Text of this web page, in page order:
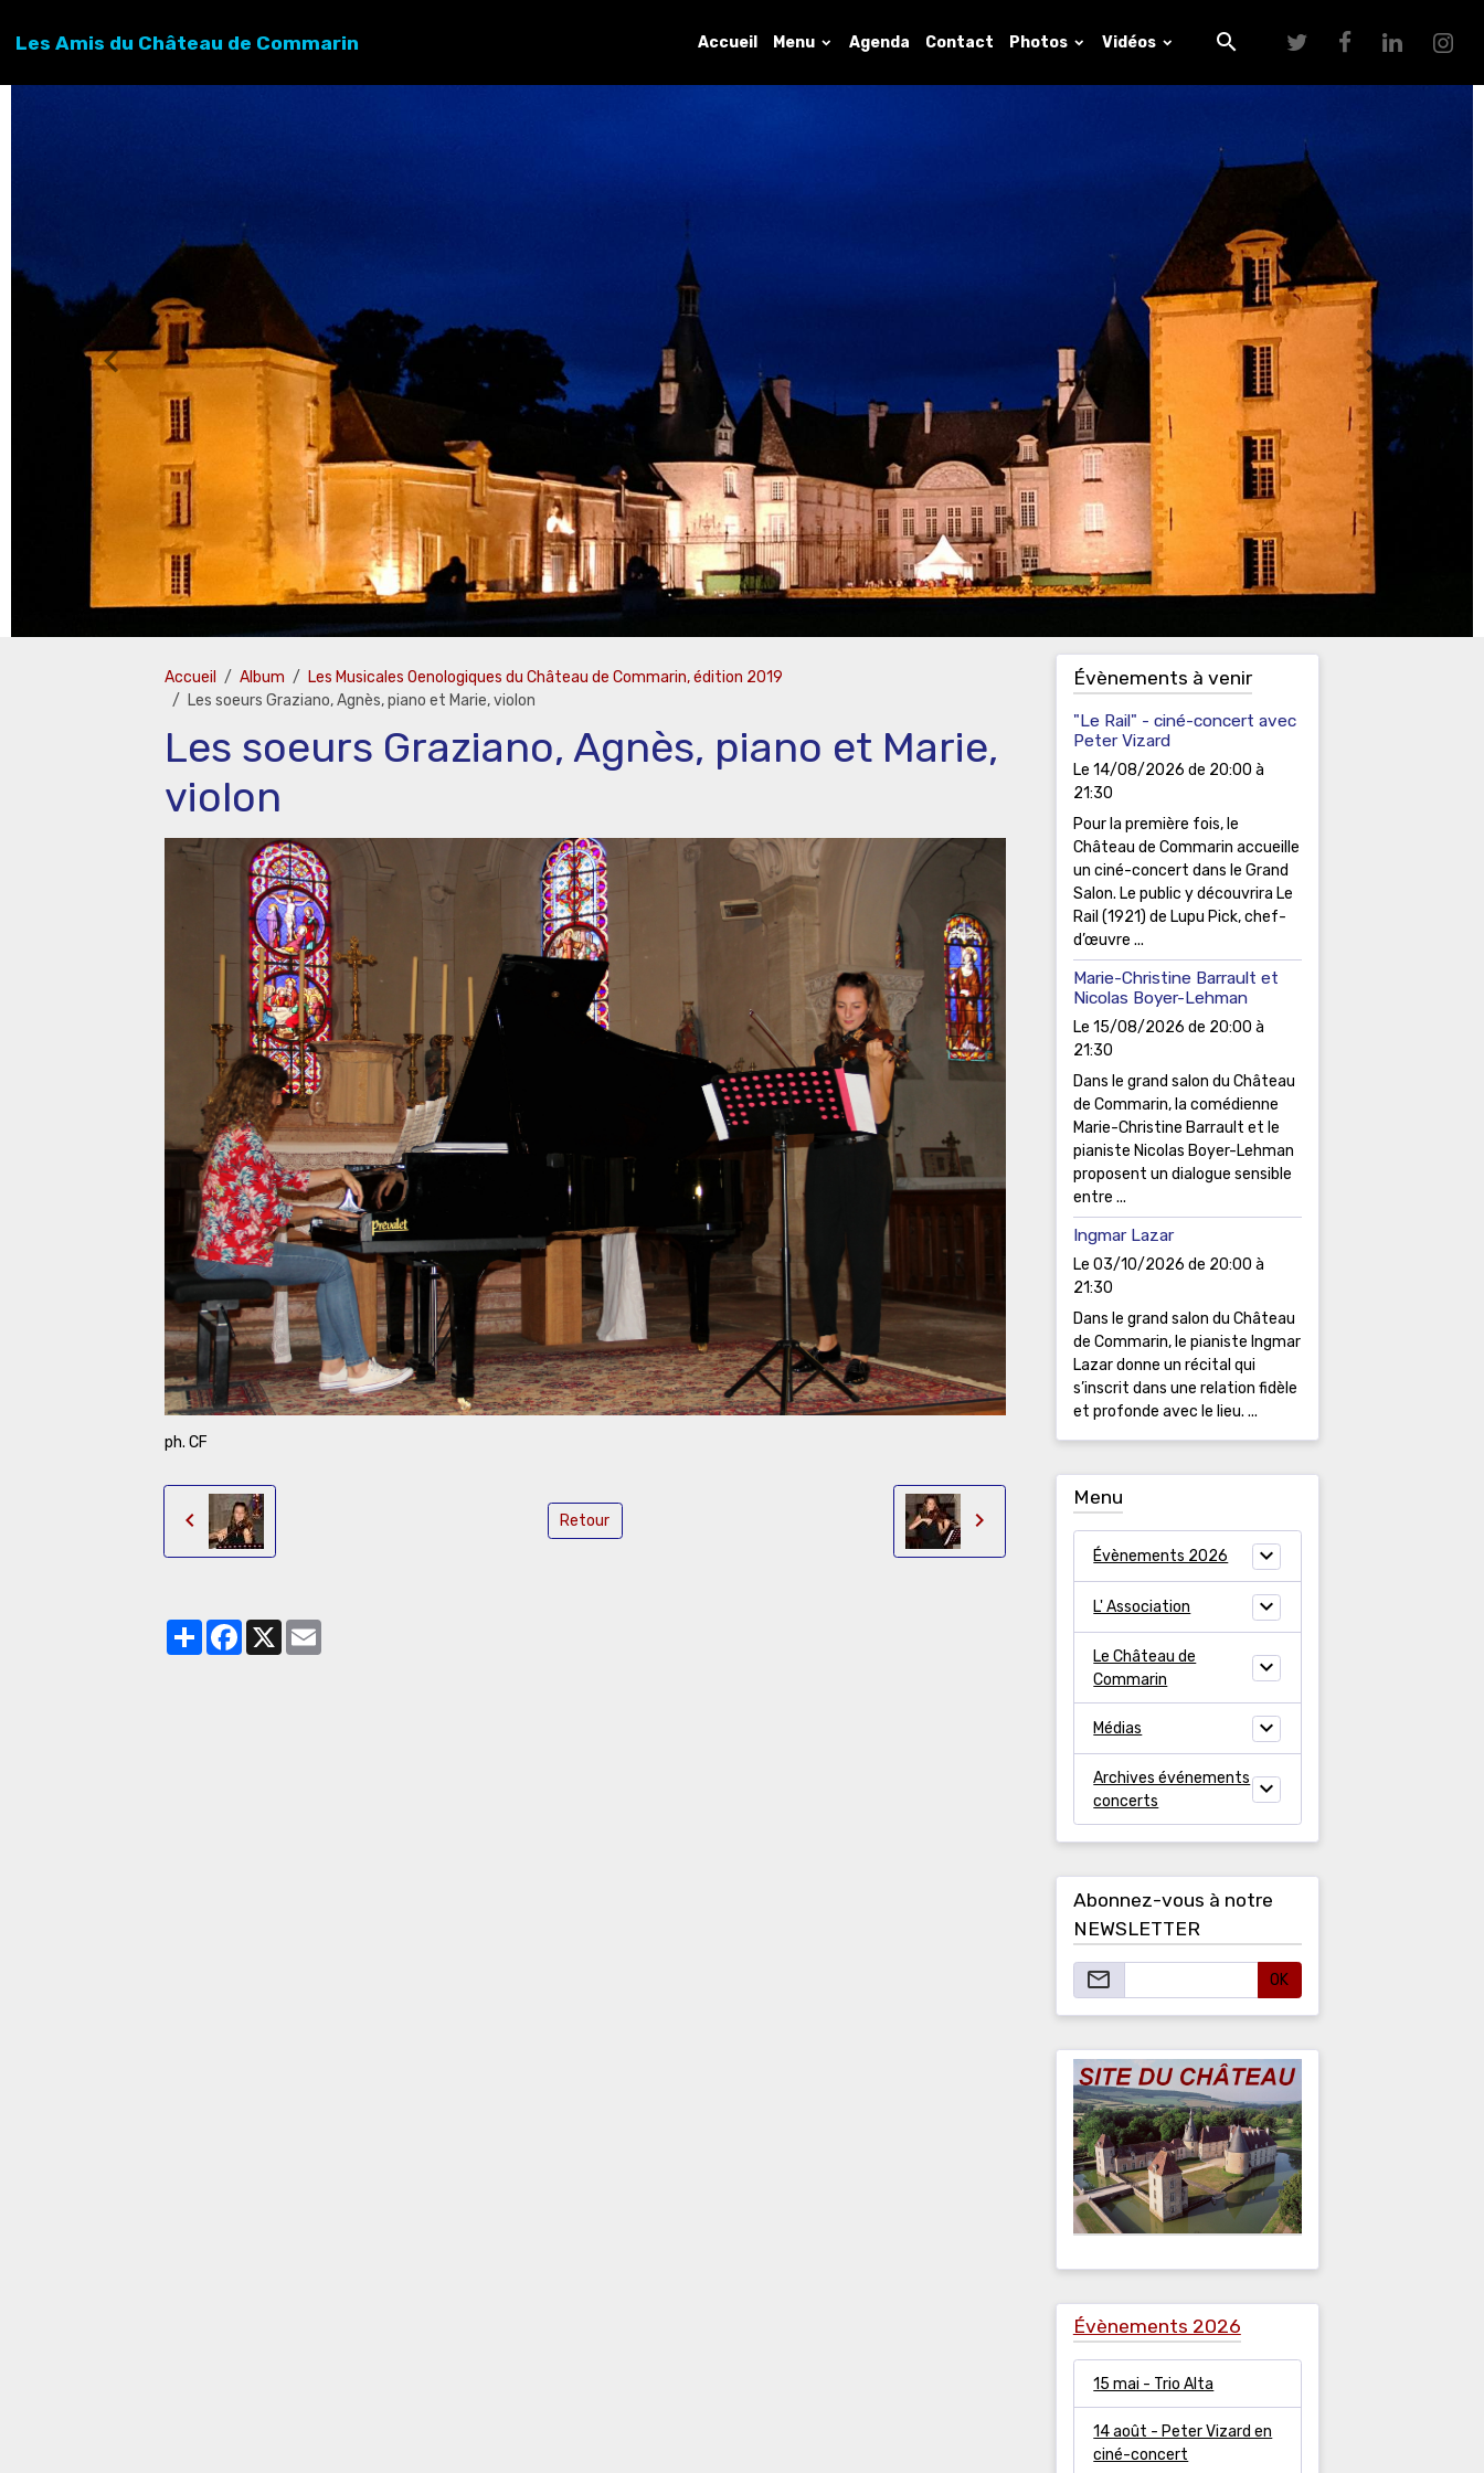
Les Amis du Château de Commarin Accueil Menu Agenda Contact Photos Vidéos
Accueil Album
Les Musicales Oenologiques du Château de Commarin, édition 2019
Les soeurs Graziano, Agnès, piano et Marie, violon
Les soeurs Graziano, Agnès, piano et Marie,
violon
ph. CF
Retour
PartagerFacebook
X
Évènements à venir
"Le Rail" - ciné-concert avec
Peter Vizard
Le 14/08/2026 de 20:00 à
21:30
Pour la première fois, le
Château de Commarin accueille
un ciné-concert dans le Grand
Salon. Le public y découvrira Le
Rail (1921) de Lupu Pick, chef-
d’œuvre ...
Marie-Christine Barrault et
Nicolas Boyer-Lehman
Le 15/08/2026 de 20:00 à
21:30
Dans le grand salon du Château
de Commarin, la comédienne
Marie-Christine Barrault et le
pianiste Nicolas Boyer-Lehman
proposent un dialogue sensible
entre ...
Ingmar Lazar
Le 03/10/2026 de 20:00 à
21:30
Dans le grand salon du Château
de Commarin, le pianiste Ingmar
Lazar donne un récital qui
s’inscrit dans une relation fidèle
et profonde avec le lieu. ...
Menu
Évènements 2026
L' Association
Le Château de
Commarin
Médias
Archives événements
concerts
Abonnez-vous à notre
NEWSLETTER
OK
Évènements 2026
15 mai - Trio Alta
14 août - Peter Vizard en
ciné-concert